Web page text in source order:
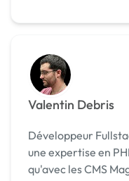
Valentin Debris
Développeur
une expertise en
qu'avec les CMS